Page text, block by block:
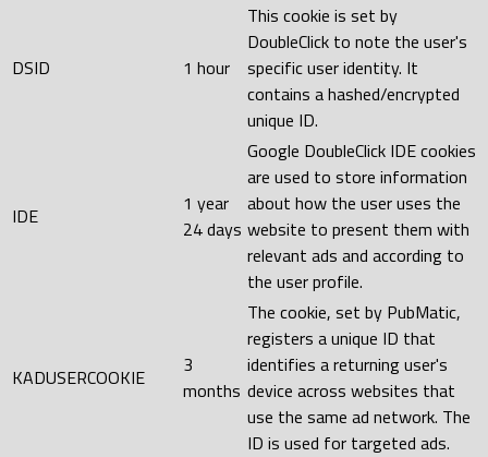
DSID 1 hour
This cookie is set by
DoubleClick to note the user's
specific user identity. It
contains a hashed/encrypted
unique ID.
IDE
1 year
24 days
Google DoubleClick IDE cookies
are used to store information
about how the user uses the
website to present them with
relevant ads and according to
the user profile.
KADUSERCOOKIE
3
months
The cookie, set by PubMatic,
registers a unique ID that
identifies a returning user's
device across websites that
use the same ad network. The
ID is used for targeted ads.